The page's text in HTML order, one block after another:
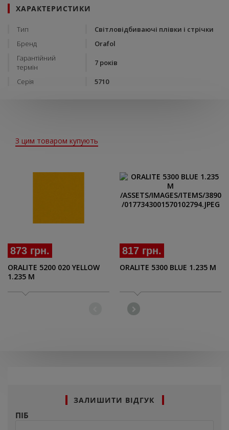
ХАРАКТЕРИСТИКИ
Тип
Світловідбиваючі плівки і стрічки
Бренд
Orafol
Гарантійний
термін
7 років
Серія 5710
З цим товаром купують
873 грн.
ORALITE 5200 020 YELLOW
1.235 M
817 грн.
ORALITE 5300 BLUE 1.235 M
ЗАЛИШИТИ ВІДГУК
ПІБ